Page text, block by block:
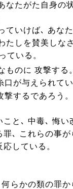
なたがた自身の
ていけば､ あな
たしを賛美しなさ
ている。
ものに 攻撃する。
口が与えられて
するであろう。
と､ 中毒､ 悔い
罪､
これらの事が
している。
らかの類の罪か